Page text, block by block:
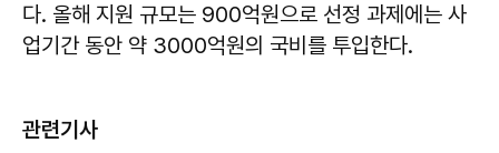
다. 올해 지원 규모는 900억원으로 선정 과제에는 사
업기간 동안 약 3000억원의 국비를 투입한다.
관련기사